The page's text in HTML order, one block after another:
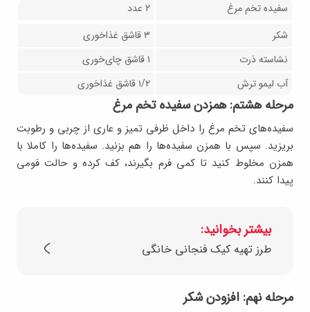
سفیده تخم مرغ
۲ عدد
شکر
۳ قاشق غذاخوری
نشاسته ذرت
۱ قاشق چای‌خوری
آب لیمو ترش
۱/۲ قاشق غذاخوری
مرحله هشتم: همزدن سفیده‌ تخم مرغ
سفیده‌های تخم مرغ را داخل ظرفی تمیز و عاری از چربی و رطوبت
بریزید. سپس با همزن سفیده‌ها را هم بزنید. سفیده‌ها را کاملا با
همزن مخلوط کنید تا کمی فرم بگیرند، کف کرده و حالت فومی
پیدا کنند.
بیشتر بخوانید:
طرز تهیه کیک فنجانی خانگی
مرحله نهم: افزودن شکر